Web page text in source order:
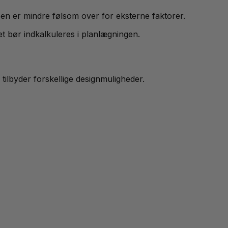
er mindre følsom over for eksterne faktorer.
bør indkalkuleres i planlægningen.
forskellige designmuligheder.